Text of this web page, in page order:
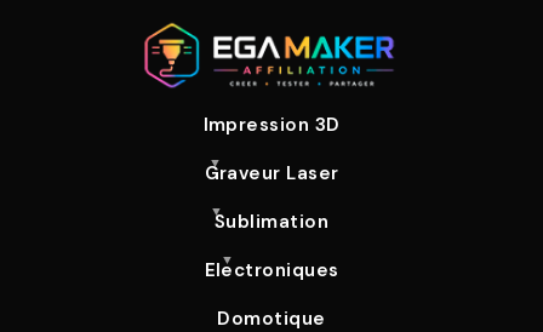
Impression 3D
Graveur Laser
Sublimation
Electroniques
Domotique